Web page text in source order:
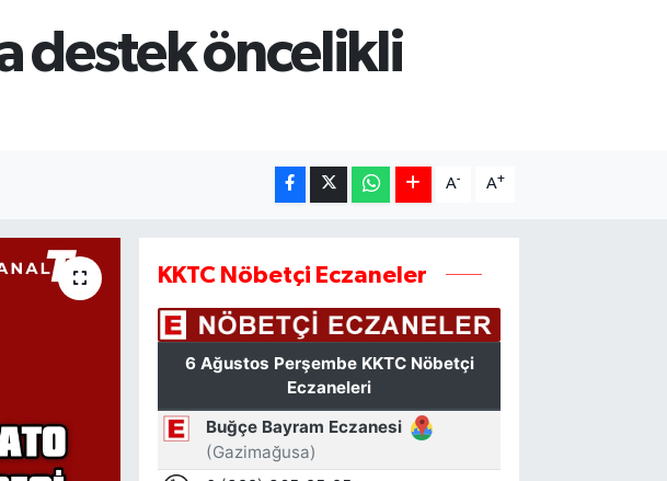
destek öncelikli
A- A+
KKTC Nöbetçi Eczaneler